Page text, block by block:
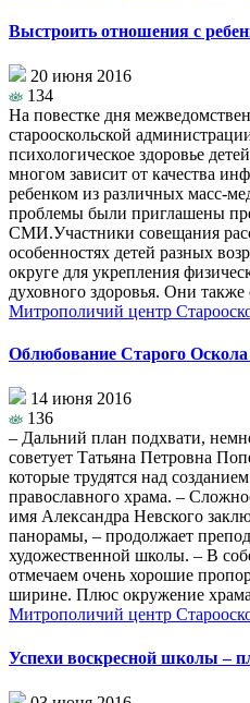
Выстроить отношения с
20 июня 2016
134
На повестке дня
старооскольской
психологическое здоровье
многом зависит от качества
ребенком из различных масс-
проблемы были приглашены
СМИ.Участники совещания
особенностях детей разных
округе для укрепления
духовного здоровья. Они также
Митрополичий центр
Облюбование Старого
14 июня 2016
136
– Дальний план подхвати,
советует Татьяна Петровна
которые трудятся над
православного храма. –
имя Александра Невского
панорамы, – продолжает
художественной школы. – В
отмечаем очень хорошие
ширине. Плюс окружение
Митрополичий центр
Успехи воскресной школы –